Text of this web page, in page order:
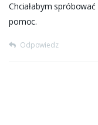
Chciałabym
pomoc.
Odpowiedz